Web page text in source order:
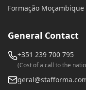
Formação Moçambique
General Contact
+351 239 700 795
(Cost of a call to the